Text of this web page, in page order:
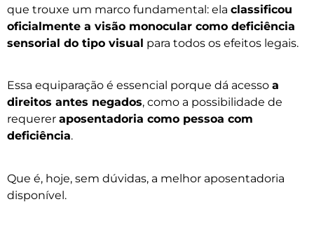
que trouxe um marco fundamental: ela classificou
oficialmente a visão monocular como deficiência
sensorial do tipo visual para todos os efeitos legais.
Essa equiparação é essencial porque dá acesso a
direitos antes negados, como a possibilidade de
requerer aposentadoria como pessoa com
deficiência.
Que é, hoje, sem dúvidas, a melhor aposentadoria
disponível.